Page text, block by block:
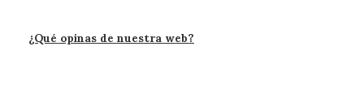
¿Qué opinas de nuestra web?